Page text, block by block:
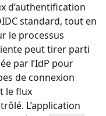
d’authentification
standard, tout en
le processus
peut tirer parti
par l’IdP pour
de connexion
le flux
L’application